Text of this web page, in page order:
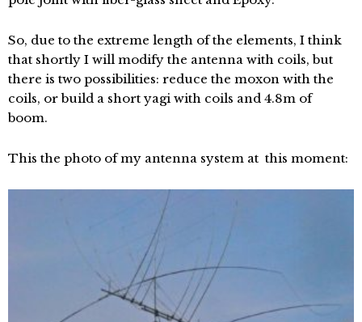
So, due to the extreme length of the elements, I think
that shortly I will modify the antenna with coils, but
there is two possibilities: reduce the moxon with the
coils, or build a short yagi with coils and 4.8m of
boom.
This the photo of my antenna system at this moment: